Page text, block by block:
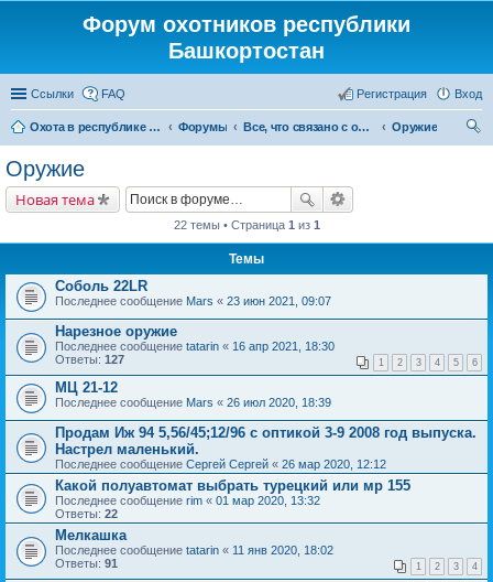
Форум охотников республики
Башкортостан
Ссылки FAQ Вход
Регистрация
Охота в республике Башкортостан Форумы Все, что связано с охотой
Оружие
Оружие
Новая тема
22 темы • Страница 1 из 1
Темы
Соболь 22LR
Последнее сообщение Mars « 23 июн 2021, 09:07
Нарезное оружие
Последнее сообщение tatarin « 16 апр 2021, 18:30
Ответы: 127 1 2 3 4 5 6
МЦ 21-12
Последнее сообщение Mars « 26 июл 2020, 18:39
Продам Иж 94 5,56/45;12/96 с оптикой 3-9 2008 год выпуска.
Настрел маленький.
Последнее сообщение Сергей Сергей « 26 мар 2020, 12:12
Какой полуавтомат выбрать турецкий или мр 155
Последнее сообщение rim « 01 мар 2020, 13:32
Ответы: 22
Мелкашка
Последнее сообщение tatarin « 11 янв 2020, 18:02
Ответы: 91 1 2 3 4